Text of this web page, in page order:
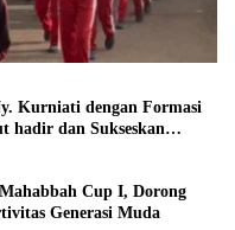
Kurniati dengan Formasi
hadir dan Sukseskan
Cup I, Dorong
Generasi Muda